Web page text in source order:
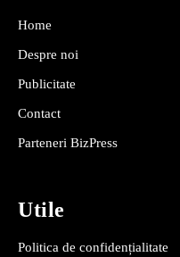
Home
Despre noi
Publicitate
Contact
Parteneri BizPress
Utile
Politica de confidențialitate